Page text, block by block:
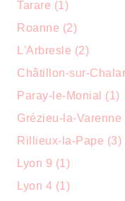
Tarare (1)
Roanne (2)
L'Arbresle (2)
Châtillon-sur-
Paray-le-Monial (1)
Grézieu-la-Varenne
Rillieux-la-Pape (3)
Lyon 9 (1)
Lyon 4 (1)